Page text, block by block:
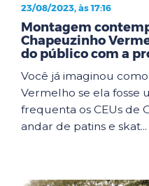
23/08/2023, às 17:16
Montagem
Chapeuzinho
do público com a
Você já imaginou
Vermelho se ela fosse
frequenta os CEUs de
andar de patins e skat...